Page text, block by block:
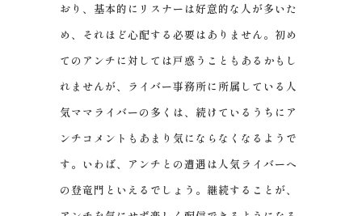
おり、基本的にリスナーは好意的な人が多いた
め、それほど心配する必要はありません。初め
てのアンチに対しては戸惑うこともあるかもし
れませんが、ライバー事務所に所属している人
気ママライバーの多くは、続けているうちにア
ンチコメントもあまり気にならなくなるようで
す。いわば、アンチとの遭遇は人気ライバーへ
の登竜門といえるでしょう。継続することが、